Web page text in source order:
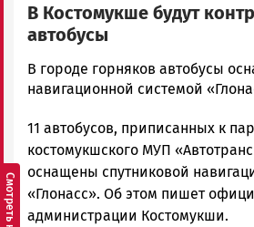
В Костомукше будут
автобусы
admintimur
Новости
и
Карелии
|
Петрозаводск
ГОВОРИТ
В городе горняков автобусы
навигационной системой
11 автобусов, приписанных к
костомукшского МУП
оснащены спутниковой
«Глонасс». Об этом пишет
администрации Костомукши.